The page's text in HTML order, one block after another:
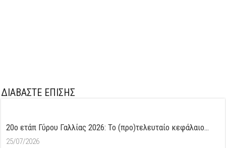
ΔΙΑΒΑΣΤΕ ΕΠΙΣΗΣ
20ο ετάπ Γύρου Γαλλίας 2026: Το (προ)τελευταίο κεφάλαιο…
25/07/2026